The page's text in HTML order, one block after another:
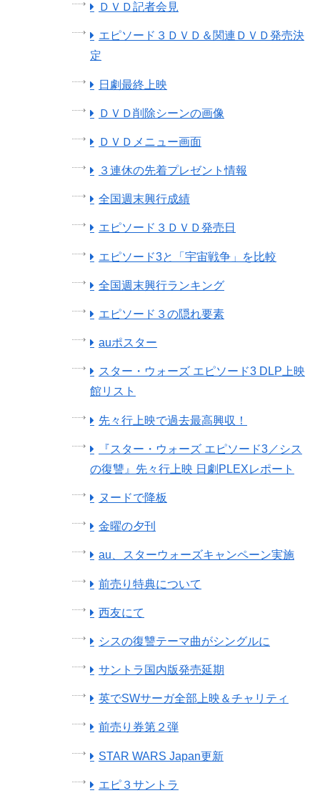
ＤＶＤ記者会見
エピソード３ＤＶＤ＆関連ＤＶＤ発売決
定
日劇最終上映
ＤＶＤ削除シーンの画像
ＤＶＤメニュー画面
３連休の先着プレゼント情報
全国週末興行成績
エピソード３ＤＶＤ発売日
エピソード3と「宇宙戦争」を比較
全国週末興行ランキング
エピソード３の隠れ要素
auポスター
スター・ウォーズ エピソード3 DLP上映
館リスト
先々行上映で過去最高興収！
『スター・ウォーズ エピソード3／シス
の復讐』先々行上映 日劇PLEXレポート
ヌードで降板
金曜の夕刊
au、スターウォーズキャンペーン実施
前売り特典について
西友にて
シスの復讐テーマ曲がシングルに
サントラ国内版発売延期
英でSWサーガ全部上映＆チャリティ
前売り券第２弾
STAR WARS Japan更新
エピ３サントラ